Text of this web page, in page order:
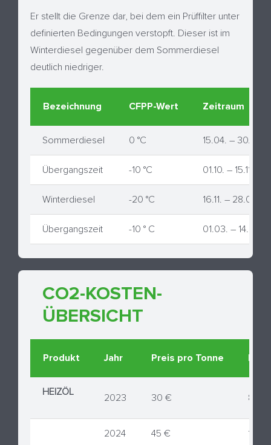
Er stellt die Grenze dar, bei dem ein Prüffilter unter
definierten Bedingungen verstopft. Dieser ist im
Winterdiesel gegenüber dem Sommerdiesel
deutlich niedriger.
Bezeichnung CFPP-Wert Zeitraum
Sommerdiesel 0 °C 15.04. – 30.09.
Übergangszeit -10 °C 01.10. – 15.11.
Winterdiesel -20 °C 16.11. – 28.02.
Übergangszeit -10 ° C 01.03. – 14.04.
CO2-KOSTEN-
ÜBERSICHT
Produkt Jahr Preis pro Tonne
HEIZÖL 2023 30 € 8,03
2024 45 €